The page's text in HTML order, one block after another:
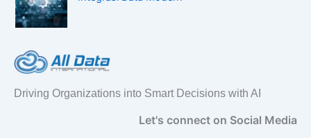
Driving Organizations into Smart Decisions with AI
Let's connect on Social Media